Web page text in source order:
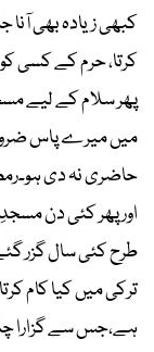
کبھی زیادہ بھی آنا
کرتا، حرم کے کسی
پھر سلام کے لیے
میں میرے پاس
حاضری نہ دی
اور پھر کئی دن
طرح کئی سال گزر
ترکی میں کیا کام
ہے،جس سے گزارا